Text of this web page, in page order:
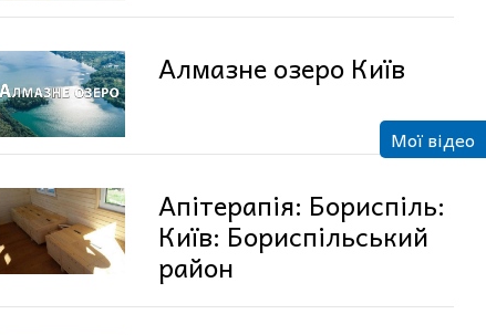
Алмазне озеро Київ
Апітерапія: Бориспіль:
Київ: Бориспільський
район
Мої відео